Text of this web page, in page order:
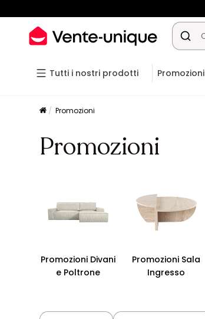
Tutti i nostri prodotti Promozioni
Promozioni
Promozioni
Promozioni Divani
e Poltrone
Promozioni Sala
Ingresso